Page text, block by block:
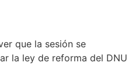
que la sesión se
la ley de reforma del DNU